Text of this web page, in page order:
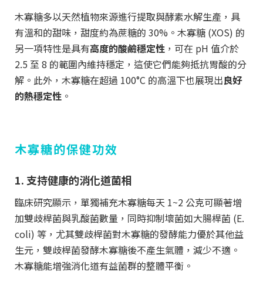
木寡糖多以天然植物來源進行提取與酵素水解生產，具
有溫和的甜味，甜度約為蔗糖的 30%。木寡糖 (XOS) 的
另一項特性是具有高度的酸鹼穩定性 ，可在 pH 值介於
2.5 至 8 的範圍內維持穩定，這使它們能夠抵抗胃酸的分
解。此外，木寡糖在超過 100°C 的高溫下也展現出良好
的熱穩定性 。
木寡糖的保健功效
1. 支持健康的消化道菌相
臨床研究顯示，單獨補充木寡糖每天 1~2 公克可顯著增
加雙歧桿菌與乳酸菌數量，同時抑制壞菌如大腸桿菌 (E.
coli) 等，尤其雙歧桿菌對木寡糖的發酵能力優於其他益
生元，雙歧桿菌發酵木寡糖後不產生氣體，減少不適。
木寡糖能增強消化道有益菌群的整體平衡。